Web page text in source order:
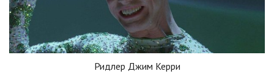
Ридлер Джим Керри